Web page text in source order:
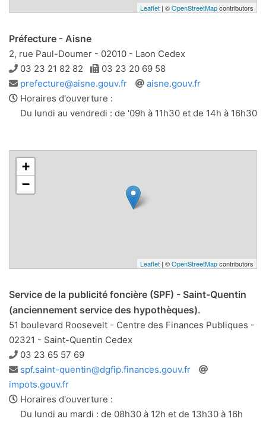
Leaflet | ©OpenStreetMapcontributors
Préfecture - Aisne
2, rue Paul-Doumer - 02010 - Laon Cedex
Téléphone
03 23 21 82 82 Télécopie
03 23 20 69 58
Adresse
e-
mail
prefecture@aisne.gouv.fr
Site
aisne.gouv.fr
Horaires d'ouverture :
Du lundi au vendredi : de '09h à 11h30 et de 14h à 16h30
+
−
Leaflet | ©OpenStreetMapcontributors
Service de la publicité foncière (SPF) - Saint-Quentin
(anciennement service des hypothèques).
51 boulevard Roosevelt - Centre des Finances Publiques -
02321 - Saint-Quentin Cedex
Téléphone
03 23 65 57 69
Adresse
e-
mail
spf.saint-quentin@dgfip.finances.gouv.fr
impots.gouv.fr
Horaires d'ouverture :
Du lundi au mardi : de 08h30 à 12h et de 13h30 à 16h